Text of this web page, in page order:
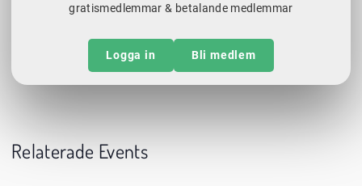
gratismedlemmar & betalande medlemmar
Logga in Bli medlem
Relaterade Events